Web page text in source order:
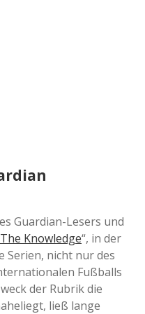
Guardian-Lesers und
The Knowledge“, in der
Serien, nicht nur des
Fußballs
der Rubrik die
ließ lange